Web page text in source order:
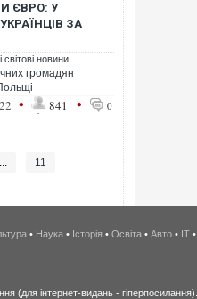
ЄВРО: У
ЗА
світові новини
громадян
• 841 • 0
... 11
• Наука • Історія • Освіта • Авто • IT •
(для інтернет-видань - гіперпосилання).